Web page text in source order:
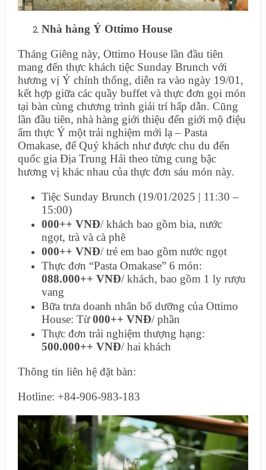
Nhà hàng Ý Ottimo House
Tháng Giêng này, Ottimo House lần đầu tiên
mang đến thực khách tiệc Sunday Brunch với
hương vị Ý chính thống, diễn ra vào ngày 19/01,
kết hợp giữa các quầy buffet và thực đơn gọi món
tại bàn cùng chương trình giải trí hấp dẫn. Cũng
lần đầu tiên, nhà hàng giới thiệu đến giới mộ điệu
ẩm thực Ý một trải nghiệm mới lạ – Pasta
Omakase, để Quý khách như được chu du đến
quốc gia Địa Trung Hải theo từng cung bậc
hương vị khác nhau của thực đơn sáu món này.
Tiệc Sunday Brunch (19/01/2025 | 11:30 –
15:00)
000++ VNĐ/ khách bao gồm bia, nước
ngọt, trà và cà phê
000++ VNĐ/ trẻ em bao gồm nước ngọt
Thực đơn “Pasta Omakase” 6 món:
088.000++ VNĐ/ khách, bao gồm 1 ly rượu
vang
Bữa trưa doanh nhân bổ dưỡng của Ottimo
House: Từ000++ VNĐ/ phần
Thực đơn trải nghiệm thượng hạng:
500.000++ VNĐ/ hai khách
Thông tin liên hệ đặt bàn:
Hotline: +84-906-983-183